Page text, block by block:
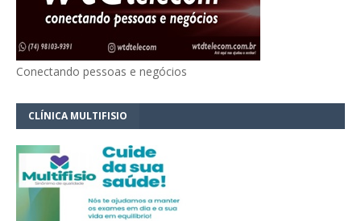
Conectando pessoas e negócios
CLÍNICA MULTIFISIO